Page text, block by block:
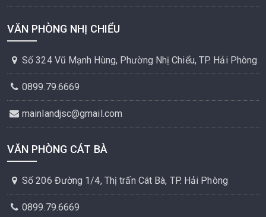
VĂN PHÒNG NHỊ CHIỂU
Số 324 Vũ Mạnh Hùng, Phường Nhị Chiểu, TP. Hải Phòng
0899.79.6669
mainlandjsc@gmail.com
VĂN PHÒNG CÁT BÀ
Số 206 Đường 1/4, Thị trấn Cát Bà, TP. Hải Phòng
0899.79.6669